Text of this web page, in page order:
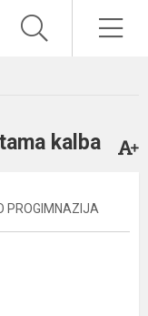
kalba
PROGIMNAZIJA